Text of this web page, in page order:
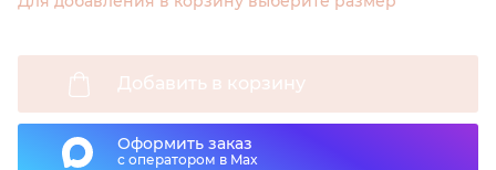
Добавить в корзину
Оформить заказ
с оператором в Max